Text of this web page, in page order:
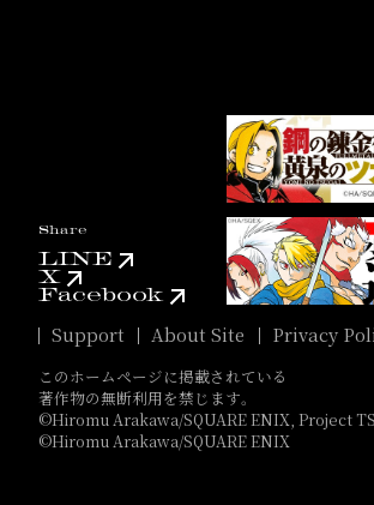
Share
LINE
X
Facebook
Support About Site Privacy
このホームページに掲載されている
著作物の無断利用を禁じます。
©Hiromu Arakawa/SQUARE ENIX, Project
©Hiromu Arakawa/SQUARE ENIX